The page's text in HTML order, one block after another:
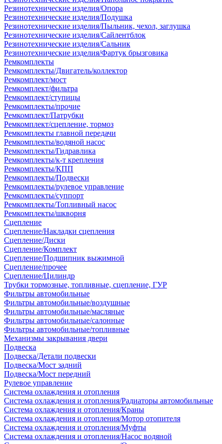
Резинотехнические изделия/Опора
Резинотехнические изделия/Подушка
Резинотехнические изделия/Пыльник, чехол, заглушка
Резинотехнические изделия/Сайлентблок
Резинотехнические изделия/Сальник
Резинотехнические изделия/Фартук брызговика
Ремкомплекты
Ремкомплекты/Двигатель/коллектор
Ремкомплект/мост
Ремкомплект/фильтра
Ремкомплект/ступицы
Ремкомплекты/прочие
Ремкомплект/Патрубки
Ремкомплект/сцепление, тормоз
Ремкомплекты главной передачи
Ремкомплекты/водяной насос
Ремкомплекты/Гидравлика
Ремкомплекты/к-т крепления
Ремкомплекты/КПП
Ремкомплекты/Подвески
Ремкомплекты/рулевое управление
Ремкомплекты/суппорт
Ремкомплекты/Топливный насос
Ремкомплекты/шкворня
Сцепление
Сцепление/Накладки сцепления
Сцепление/Диски
Сцепление/Комплект
Сцепление/Подшипник выжимной
Сцепление/прочее
Сцепление/Цилиндр
Трубки тормозные, топливные, сцепление, ГУР
Фильтры автомобильные
Фильтры автомобильные/воздушные
Фильтры автомобильные/масляные
Фильтры автомобильные/салонные
Фильтры автомобильные/топливные
Механизмы закрывания двери
Подвеска
Подвеска/Детали подвески
Подвеска/Мост задний
Подвеска/Мост передний
Рулевое управление
Система охлаждения и отопления
Система охлаждения и отопления/Радиаторы автомобильные
Система охлаждения и отопления/Краны
Система охлаждения и отопления/Мотор отопителя
Система охлаждения и отопления/Муфты
Система охлаждения и отопления/Насос водяной